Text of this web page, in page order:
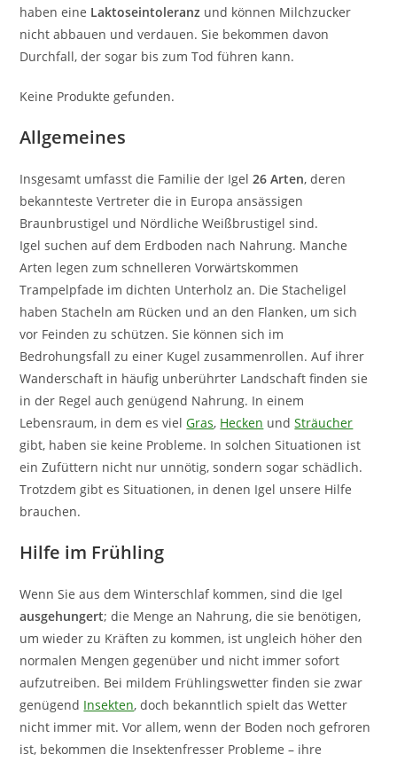
haben eine Laktoseintoleranz und können Milchzucker
nicht abbauen und verdauen. Sie bekommen davon
Durchfall, der sogar bis zum Tod führen kann.
Keine Produkte gefunden.
Allgemeines
Insgesamt umfasst die Familie der Igel26 Arten, deren
bekannteste Vertreter die in Europa ansässigen
Braunbrustigel und Nördliche Weißbrustigel sind.
Igel suchen auf dem Erdboden nach Nahrung. Manche
Arten legen zum schnelleren Vorwärtskommen
Trampelpfade im dichten Unterholz an. Die Stacheligel
haben Stacheln am Rücken und an den Flanken, um sich
vor Feinden zu schützen. Sie können sich im
Bedrohungsfall zu einer Kugel zusammenrollen. Auf ihrer
Wanderschaft in häufig unberührter Landschaft finden sie
in der Regel auch genügend Nahrung. In einem
Lebensraum, in dem es vielGras, Hecken undSträucher
gibt, haben sie keine Probleme. In solchen Situationen ist
ein Zufüttern nicht nur unnötig, sondern sogar schädlich.
Trotzdem gibt es Situationen, in denen Igel unsere Hilfe
brauchen.
Hilfe im Frühling
Wenn Sie aus dem Winterschlaf kommen, sind die Igel
ausgehungert; die Menge an Nahrung, die sie benötigen,
um wieder zu Kräften zu kommen, ist ungleich höher den
normalen Mengen gegenüber und nicht immer sofort
aufzutreiben. Bei mildem Frühlingswetter finden sie zwar
genügend Insekten, doch bekanntlich spielt das Wetter
nicht immer mit. Vor allem, wenn der Boden noch gefroren
ist, bekommen die Insektenfresser Probleme – ihre